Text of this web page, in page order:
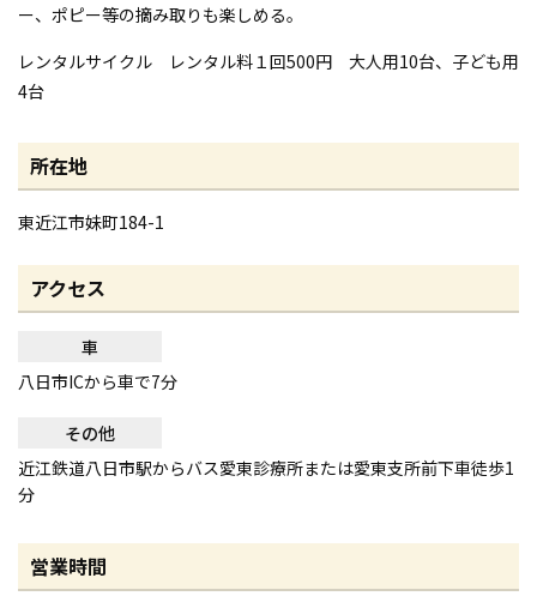
ー、ポピー等の摘み取りも楽しめる。
レンタルサイクル レンタル料１回500円 大人用10台、子ども用
4台
所在地
東近江市妹町184-1
アクセス
車
八日市ICから車で7分
その他
近江鉄道八日市駅からバス愛東診療所または愛東支所前下車徒歩1
分
営業時間